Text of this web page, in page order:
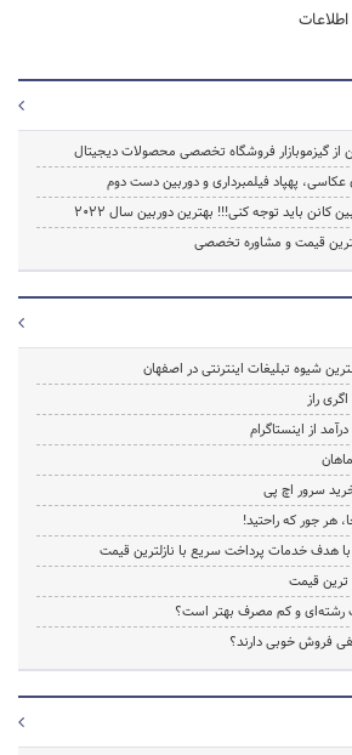
از گیزموبازار فروشگاه تخصصی محصولات دیجیتال
پهپاد فیلمبرداری و دوربین دست دوم
کانن باید توجه کنی!!! بهترین دوربین سال 2022
قیمت و مشاوره تخصصی
شیوه تبلیغات اینترنتی در اصفهان
راز
از اینستاگرام
هر جور که راحتید!
هدف خدمات پرداخت سریع با نازلترین قیمت
ترین قیمت
رشته‌ای و کم مصرف بهتر است؟
فروش خوبی دارند؟